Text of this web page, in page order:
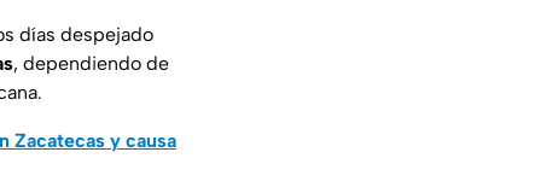
días despejado
, dependiendo de
Zacatecas y causa